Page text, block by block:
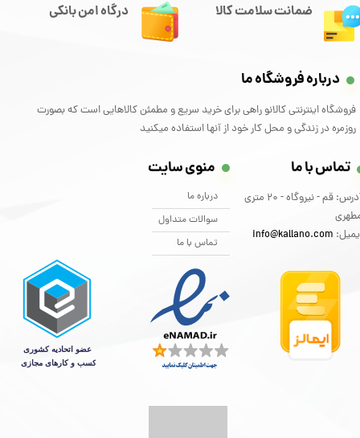
درگاه امن بانکی ضمانت سلامت کالا
درباره فروشگاه ما
فروشگاه اینترنتی کالانو راهی برای خرید سریع و مطمئن کالاهایی است که بصورت
روزمره در زندگی و محل کار خود از آنها استفاده میکنید
تماس با ما
آدرس: قم - نیروگاه - 20 متری
info@kallano.com​​​​​​​
منوی سایت
درباره ما
سوالات متداول
تماس با ما